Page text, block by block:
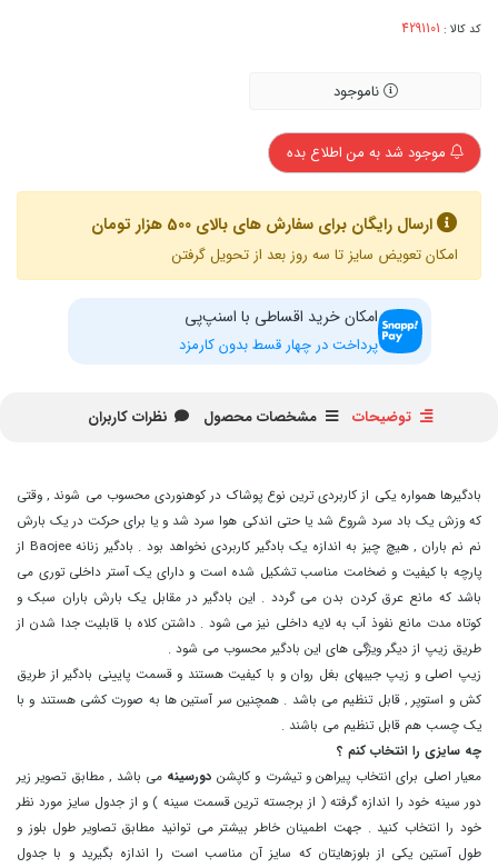
کد کالا :
ناموجود
موجود شد به من اطلاع بده
ارسال رایگان برای سفارش های بالای 500 هزار تومان
امکان تعویض سایز تا سه روز بعد از تحویل گرفتن
امکان خرید اقساطی با اسنپ‌پی
پرداخت در چهار قسط بدون کارمزد
توضیحات مشخصات محصول نظرات کاربران
بادگیرها همواره یکی از کاربردی ترین نوع پوشاک در کوهنوردی محسوب می شوند , وقتی
که وزش یک باد سرد شروع شد یا حتی اندکی هوا سرد شد و یا برای حرکت در یک بارش
نم نم باران , هیچ چیز به اندازه یک بادگیر کاربردی نخواهد بود . بادگیر زنانه Baojee از
پارچه با کیفیت و ضخامت مناسب تشکیل شده است و دارای یک آستر داخلی توری می
باشد که مانع عرق کردن بدن می گردد . این بادگیر در مقابل یک بارش باران سبک و
کوتاه مدت مانع نفوذ آب به لایه داخلی نیز می شود . داشتن کلاه با قابلیت جدا شدن از
طریق زیپ از دیگر ویژگی های این بادگیر محسوب می شود .
زیپ اصلی و زیپ جیبهای بغل روان و با کیفیت هستند و قسمت پایینی بادگیر از طریق
کش و استوپر , قابل تنظیم می باشد . همچنین سر آستین ها به صورت کشی هستند و با
یک چسب هم قابل تنظیم می باشند .
چه سایزی را انتخاب کنم ؟
معیار اصلی برای انتخاب پیراهن و تیشرت و کاپشن دورسینه می باشد , مطابق تصویر زیر
دور سینه خود را اندازه گرفته ( از برجسته ترین قسمت سینه ) و از جدول سایز مورد نظر
خود را انتخاب کنید . جهت اطمینان خاطر بیشتر می توانید مطابق تصاویر طول بلوز و
طول آستین یکی از بلوزهایتان که سایز آن مناسب است را اندازه بگیرید و با جدول